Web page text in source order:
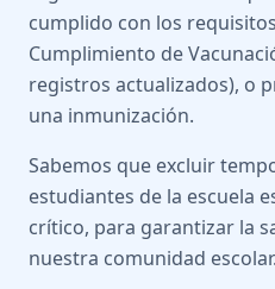
cumplido con los
Cumplimiento de
registros actualizados), o
una inmunización.
Sabemos que excluir
estudiantes de la escuela
crítico, para garantizar la
nuestra comunidad escolar.